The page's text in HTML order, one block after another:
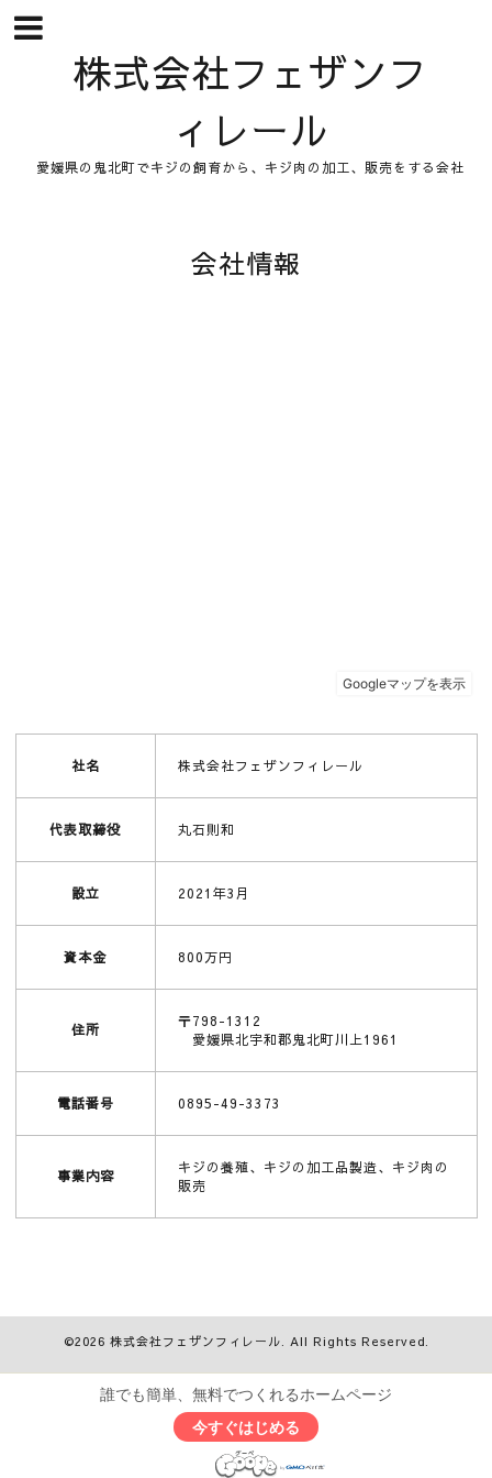
株式会社フェザンフ
ィレール
愛媛県の鬼北町でキジの飼育から、キジ肉の加工、販売をする会社
会社情報
社名 株式会社フェザンフィレール
代表取締役 丸石則和
設立 2021年3月
資本金 800万円
住所
〒798-1312
愛媛県北宇和郡鬼北町川上1961
電話番号 0895-49-3373
事業内容
キジの養殖、キジの加工品製造、キジ肉の
販売
©2026 株式会社フェザンフィレール. All Rights Reserved.
誰でも簡単、無料でつくれるホームページ
今すぐはじめる